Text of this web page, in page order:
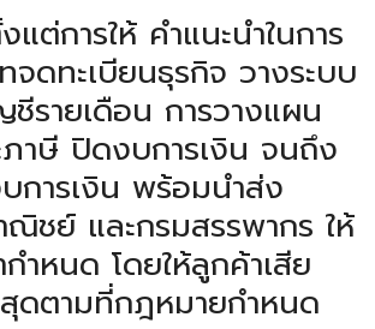
แต่การให้ คำแนะนำในการ
จดทะเบียนธุรกิจ วางระบบ
รายเดือน การวางแผน
ภาษี ปิดงบการเงิน จนถึง
การเงิน พร้อมนำส่ง
ณิชย์ และกรมสรรพากร ให้
ำหนด โดยให้ลูกค้าเสีย
ดตามที่กฎหมายกำหนด